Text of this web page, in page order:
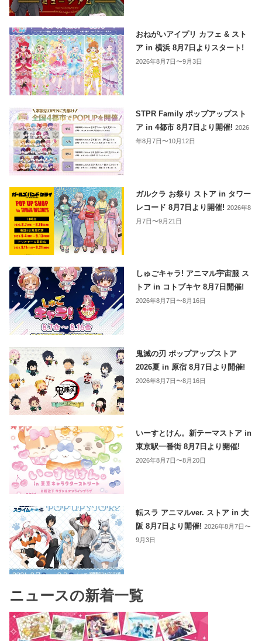
おねがいアイプリ カフェ & スト
ア in 横浜 8月7日よりスタート!
2026年8月7日〜9月3日
STPR Family ポップアップスト
ア in 4都市 8月7日より開催!2026
年8月7日〜10月12日
ガルクラ お祭り ストア in タワー
レコード 8月7日より開催!2026年8
月7日〜9月21日
しゅごキャラ! アニマル宇宙服 ス
トア in コトブキヤ 8月7日開催!
2026年8月7日〜8月16日
鬼滅の刃 ポップアップストア
2026夏 in 原宿 8月7日より開催!
2026年8月7日〜8月16日
いーすとけん。新テーマストア in
東京駅一番街 8月7日より開催!
2026年8月7日〜8月20日
転スラ アニマルver. ストア in 大
阪 8月7日より開催!2026年8月7日〜
9月3日
ニュースの新着一覧